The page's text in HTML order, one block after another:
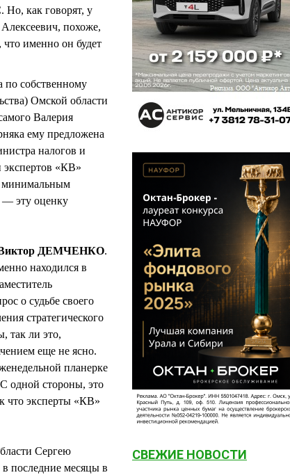
как говорят, у
похоже,
именно он будет
по собственному
Омской области
Валерия
ему предложена
налогов и
экспертов «КВ»
минимальным
— эту оценку
ДЕМЧЕНКО.
находился в
о судьбе своего
стратегического
так ли это,
еще не ясно.
планерке
одной стороны, это
что эксперты «КВ»
Сергею
последние месяцы в
СВЕЖИЕ НОВОСТИ